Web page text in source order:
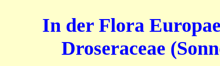
In der Flora
Droseraceae